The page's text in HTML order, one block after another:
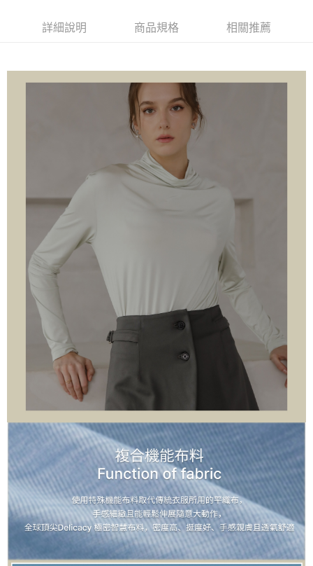
每筆NT$60，滿NT$1,000(含以上)免運費
每筆NT$60，滿NT$1,000(含以上)免運費
每筆NT$120，滿NT$1,000(含以上)免運費
每筆NT$120，滿NT$1,000(含以上)免運費
國家/地區配送
詳細說明 商品規格 相關推薦